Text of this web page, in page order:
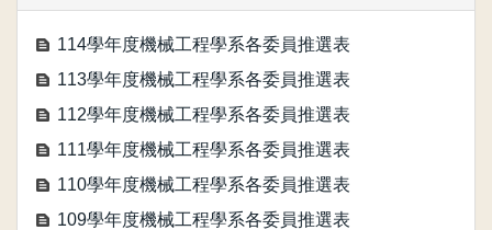
114學年度機械工程學系各委員推選表
113學年度機械工程學系各委員推選表
112學年度機械工程學系各委員推選表
111學年度機械工程學系各委員推選表
110學年度機械工程學系各委員推選表
109學年度機械工程學系各委員推選表